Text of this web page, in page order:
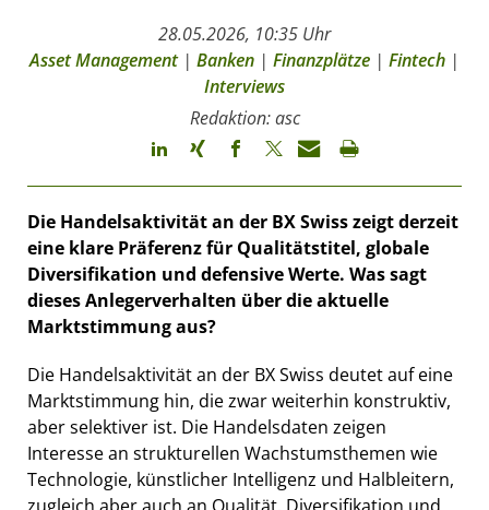
28.05.2026, 10:35 Uhr
Asset Management| Banken | Finanzplätze | Fintech |
Interviews
Redaktion: asc
Die Handelsaktivität an der BX Swiss zeigt derzeit
eine klare Präferenz für Qualitätstitel, globale
Diversifikation und defensive Werte. Was sagt
dieses Anlegerverhalten über die aktuelle
Marktstimmung aus?
Die Handelsaktivität an der BX Swiss deutet auf eine
Marktstimmung hin, die zwar weiterhin konstruktiv,
aber selektiver ist. Die Handelsdaten zeigen
Interesse an strukturellen Wachstumsthemen wie
Technologie, künstlicher Intelligenz und Halbleitern,